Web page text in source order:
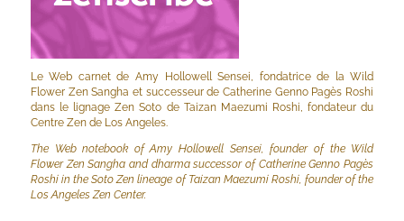
Le Web carnet de Amy Hollowell Sensei, fondatrice de la Wild
Flower Zen Sangha et successeur de Catherine Genno Pagès Roshi
dans le lignage Zen Soto de Taizan Maezumi Roshi, fondateur du
Centre Zen de Los Angeles.
The Web notebook of Amy Hollowell Sensei, founder of the Wild
Flower Zen Sangha and dharma successor of Catherine Genno Pagès
Roshi in the Soto Zen lineage of Taizan Maezumi Roshi, founder of the
Los Angeles Zen Center.